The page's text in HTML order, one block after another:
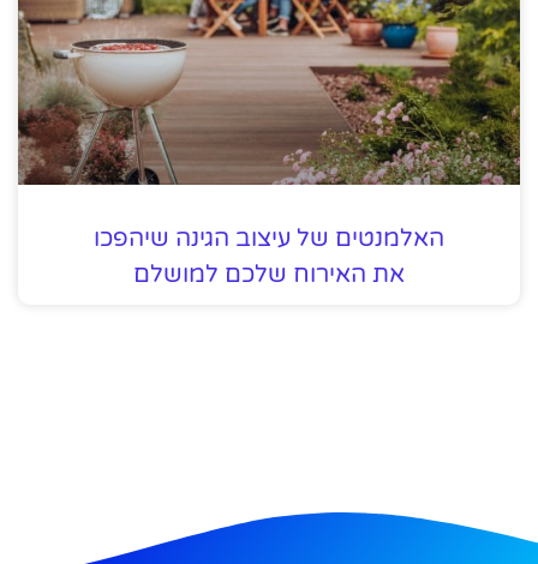
האלמנטים של עיצוב הגינה שיהפכו
את האירוח שלכם למושלם